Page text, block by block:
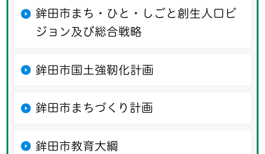
鉾田市まち・ひと・しごと創生人口ビ
ジョン及び総合戦略
鉾田市国土強靭化計画
鉾田市まちづくり計画
鉾田市教育大綱